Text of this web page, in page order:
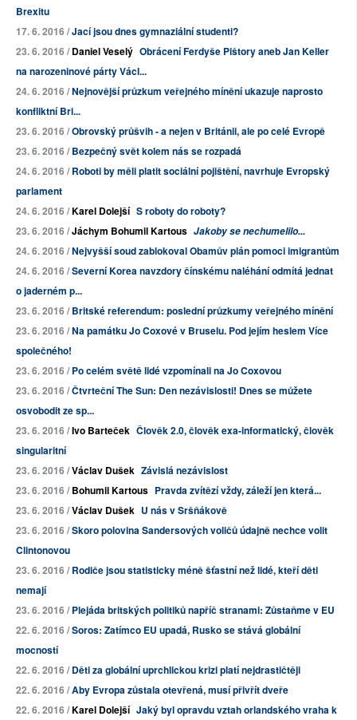
Brexitu
17. 6. 2016 /Jací jsou dnes gymnaziální studenti?
23. 6. 2016 /Daniel Veselý Obrácení Ferdyše Pištory aneb Jan Keller
na narozeninové párty Václ...
24. 6. 2016 /Nejnovější průzkum veřejného mínění ukazuje naprosto
konfliktní Bri...
23. 6. 2016 /Obrovský průšvih - a nejen v Británii, ale po celé Evropě
23. 6. 2016 /Bezpečný svět kolem nás se rozpadá
24. 6. 2016 /Roboti by měli platit sociální pojištění, navrhuje Evropský
parlament
24. 6. 2016 /Karel Dolejší S roboty do roboty?
23. 6. 2016 /Jáchym Bohumil Kartous Jakoby se nechumelilo...
24. 6. 2016 /Nejvyšší soud zablokoval Obamův plán pomoci imigrantům
24. 6. 2016 /Severní Korea navzdory čínskému naléhání odmítá jednat
o jaderném p...
23. 6. 2016 /Britské referendum: poslední průzkumy veřejného mínění
23. 6. 2016 /Na památku Jo Coxové v Bruselu. Pod jejím heslem Více
společného!
23. 6. 2016 /Po celém světě lidé vzpomínali na Jo Coxovou
23. 6. 2016 /Čtvrteční The Sun: Den nezávislosti! Dnes se můžete
osvobodit ze sp...
23. 6. 2016 /Ivo Barteček Člověk 2.0, člověk exa-informatický, člověk
singularitní
23. 6. 2016 /Václav Dušek Závislá nezávislost
23. 6. 2016 /Bohumil Kartous Pravda zvítězí vždy, záleží jen která...
23. 6. 2016 /Václav Dušek U nás v Sršňákově
23. 6. 2016 /Skoro polovina Sandersových voličů údajně nechce volit
Clintonovou
23. 6. 2016 /Rodiče jsou statisticky méně šťastní než lidé, kteří děti
nemají
23. 6. 2016 /Plejáda britských politiků napříč stranami: Zůstaňme v EU
22. 6. 2016 /Soros: Zatímco EU upadá, Rusko se stává globální
mocností
22. 6. 2016 /Děti za globální uprchlickou krizi platí nejdrastičtěji
22. 6. 2016 /Aby Evropa zůstala otevřená, musí přivřít dveře
22. 6. 2016 /Karel Dolejší Jaký byl opravdu vztah orlandského vraha k